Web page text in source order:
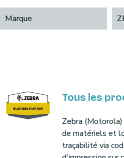
Marque
Tous les
Zebra
de matériels et
traçabilité via